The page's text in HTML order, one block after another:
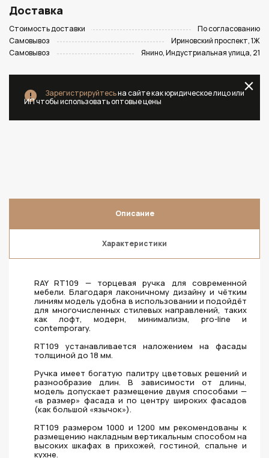
Доставка
Стоимость доставки
По согласованию
Самовывоз
Ириновский проспект, 1Ж
Самовывоз
Янино, Индустриальная улица, 21
Зарегистрируйтесьна сайте как юридическое лицо или
ИП чтобы использовать оптовые цены
Описание
Характеристики
RAY RT109 — торцевая ручка для современной
мебели. Благодаря лаконичному дизайну и чётким
линиям модель удобна в использовании и подойдёт
для многочисленных стилевых направлений, таких
как лофт, модерн, минимализм, pro-line и
contemporary.
RT109 устанавливается наложением на фасады
толщиной до 18 мм.
Ручка имеет богатую палитру цветовых решений и
разнообразие длин. В зависимости от длины,
модель допускает размещение двумя способами —
«в размер» фасада и по центру широких фасадов
(как большой «язычок»).
RT109 размером 1000 и 1200 мм рекомендованы к
размещению накладным вертикальным способом на
высоких шкафах в прихожей, гостиной, спальне и
кухне.